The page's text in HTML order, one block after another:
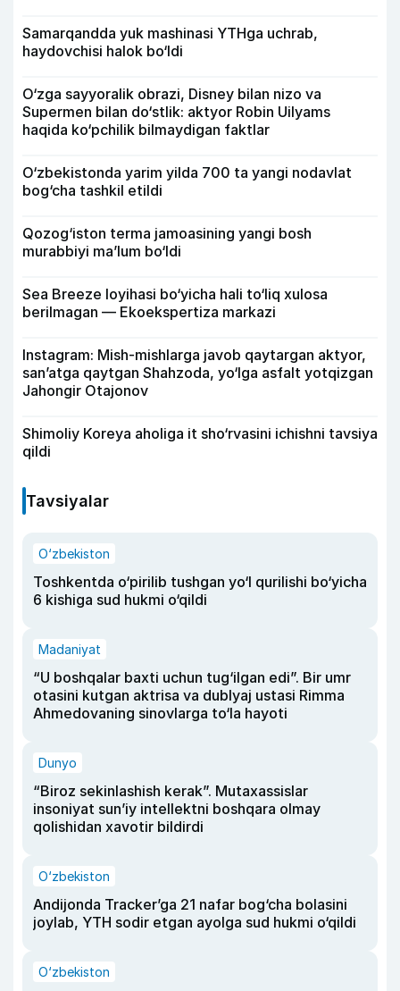
Samarqandda yuk mashinasi YTHga uchrab,
haydovchisi halok bo‘ldi
O‘zga sayyoralik obrazi, Disney bilan nizo va
Supermen bilan do‘stlik: aktyor Robin Uilyams
haqida ko‘pchilik bilmaydigan faktlar
O‘zbekistonda yarim yilda 700 ta yangi nodavlat
bog‘cha tashkil etildi
Qozog‘iston terma jamoasining yangi bosh
murabbiyi ma’lum bo‘ldi
Sea Breeze loyihasi bo‘yicha hali to‘liq xulosa
berilmagan — Ekoekspertiza markazi
Instagram: Mish-mishlarga javob qaytargan aktyor,
san’atga qaytgan Shahzoda, yo‘lga asfalt yotqizgan
Jahongir Otajonov
Shimoliy Koreya aholiga it sho‘rvasini ichishni tavsiya
qildi
Tavsiyalar
O‘zbekiston
Toshkentda o‘pirilib tushgan yo‘l qurilishi bo‘yicha
6 kishiga sud hukmi o‘qildi
Madaniyat
“U boshqalar baxti uchun tug‘ilgan edi”. Bir umr
otasini kutgan aktrisa va dublyaj ustasi Rimma
Ahmedovaning sinovlarga to‘la hayoti
Dunyo
“Biroz sekinlashish kerak”. Mutaxassislar
insoniyat sun’iy intellektni boshqara olmay
qolishidan xavotir bildirdi
O‘zbekiston
Andijonda Tracker’ga 21 nafar bog‘cha bolasini
joylab, YTH sodir etgan ayolga sud hukmi o‘qildi
O‘zbekiston